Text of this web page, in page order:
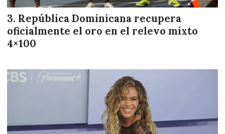
República Dominicana recupera
oficialmente el oro en el relevo mixto
4×100